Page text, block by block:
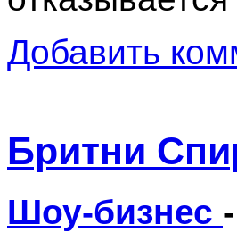
Добавить
Бритни
Шоу-бизнес -